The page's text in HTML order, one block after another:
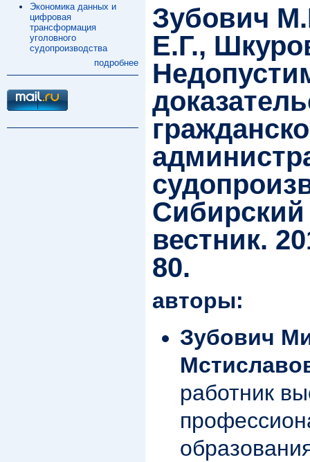
Экономика данных и
цифровая
трансформация
уголовного
судопроизводства
подробнее
Зубович
Е.Г.,
вестник.
80.
авторы:
Зубович
работник